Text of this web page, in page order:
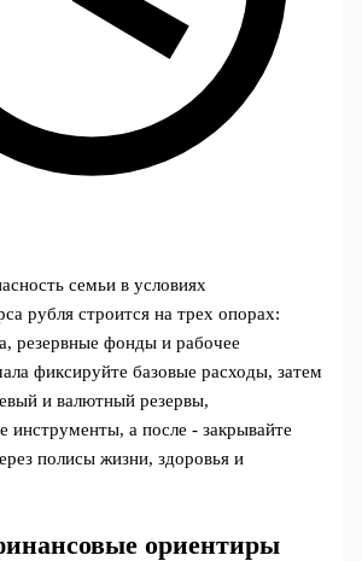
семьи в условиях
рубля строится на трех опорах:
резервные фонды и рабочее
фиксируйте базовые расходы, затем
и валютный резервы,
инструменты, а после - закрывайте
полисы жизни, здоровья и
ориентиры